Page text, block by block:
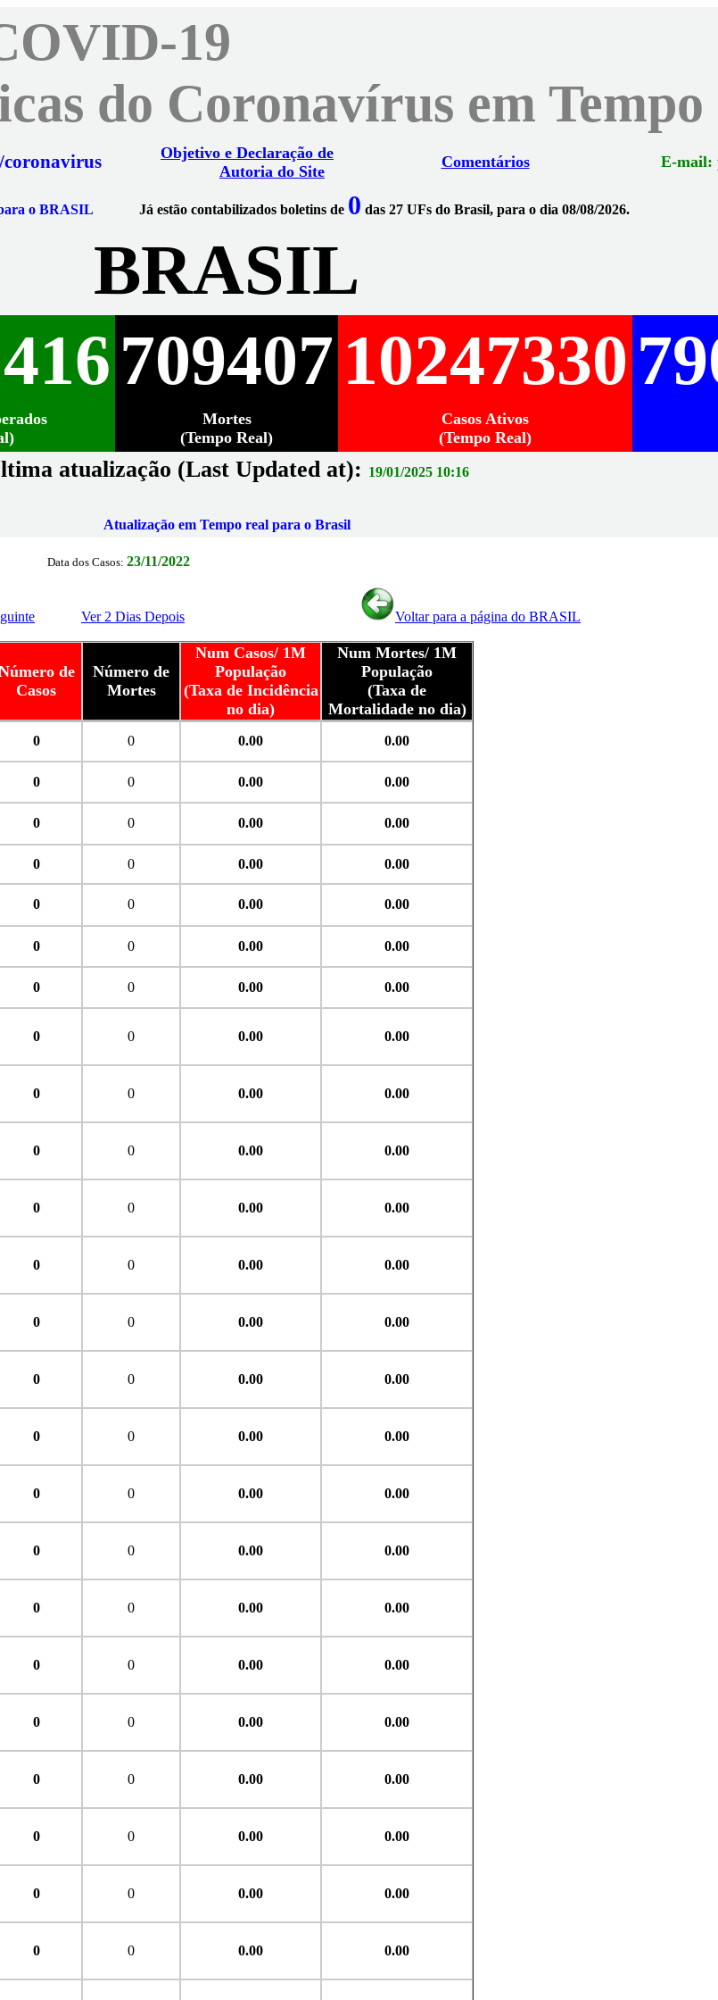
19
do Coronavírus em Tempo
coronavirus
Objetivo e Declaração de
Autoria do Site
Comentários E-mail:
o BRASIL Já estão contabilizados boletins de 0 das 27 UFs do Brasil, para o dia 08/08/2026.
BRASIL
709407 10247330
Mortes
(Tempo Real)
Casos Ativos
(Tempo Real)
atualização (Last Updated at): 19/01/2025 10:16
Atualização em Tempo real para o Brasil
Data dos Casos: 23/11/2022
Ver 2 Dias Depois Voltar para a página do BRASIL
de
Casos
Número de
Mortes
Num Casos/ 1M
População
(Taxa de Incidência
no dia)
Num Mortes/ 1M
População
(Taxa de
Mortalidade no dia)
0 0 0.00 0.00
0 0 0.00 0.00
0 0 0.00 0.00
0 0 0.00 0.00
0 0 0.00 0.00
0 0 0.00 0.00
0 0 0.00 0.00
0 0 0.00 0.00
0 0 0.00 0.00
0 0 0.00 0.00
0 0 0.00 0.00
0 0 0.00 0.00
0 0 0.00 0.00
0 0 0.00 0.00
0 0 0.00 0.00
0 0 0.00 0.00
0 0 0.00 0.00
0 0 0.00 0.00
0 0 0.00 0.00
0 0 0.00 0.00
0 0 0.00 0.00
0 0 0.00 0.00
0 0 0.00 0.00
0 0 0.00 0.00